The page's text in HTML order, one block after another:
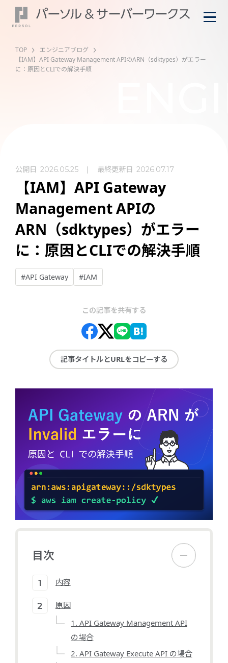
TOP
エンジニアブログ
【IAM】API Gateway Management APIのARN（sdktypes）がエラー
に：原因とCLIでの解決手順
公開日 2026.05.25 最終更新日 2026.07.17
【IAM】API Gateway
Management APIの
ARN（sdktypes）がエラー
に：原因とCLIでの解決手順
#API Gateway #IAM
この記事を共有する
記事タイトルとURLをコピーする
目次
内容
原因
1. API Gateway Management API
の場合
2. API Gateway Execute API の場合